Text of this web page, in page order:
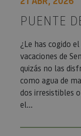
PUENTE
¿Le has cogido
vacaciones de
quizás no las
como agua de
dos irresistibles
el...